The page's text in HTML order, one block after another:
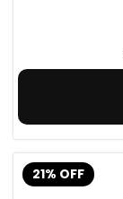
21% OFF